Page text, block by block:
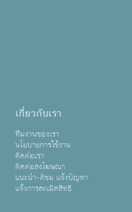
เกี่ยวกับเรา
ทีมงานของเรา
นโยบายการใช้งาน
ติดต่อเรา
ติดต่อลงโฆษณา
แนะนำ-ติชม แจ้งปัญหา
แจ้งการละเมิดสิทธิ